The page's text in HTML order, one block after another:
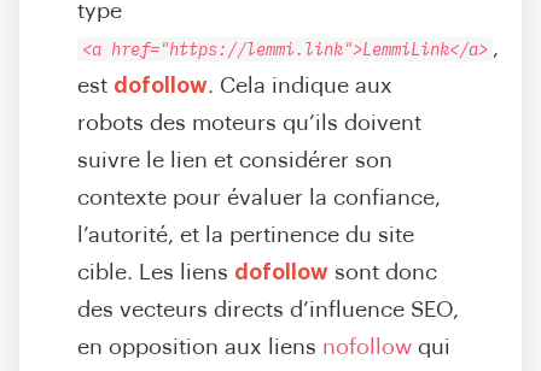
type
<a href="https://lemmi.link">LemmiLink</a> ,
est dofollow. Cela indique aux
robots des moteurs qu’ils doivent
suivre le lien et considérer son
contexte pour évaluer la confiance,
l’autorité, et la pertinence du site
cible. Les liens dofollow sont donc
des vecteurs directs d’influence SEO,
en opposition aux liens nofollow qui